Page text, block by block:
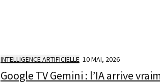
INTELLIGENCE ARTIFICIELLE 10 MAI, 2026
Google TV Gemini : l’IA arrive